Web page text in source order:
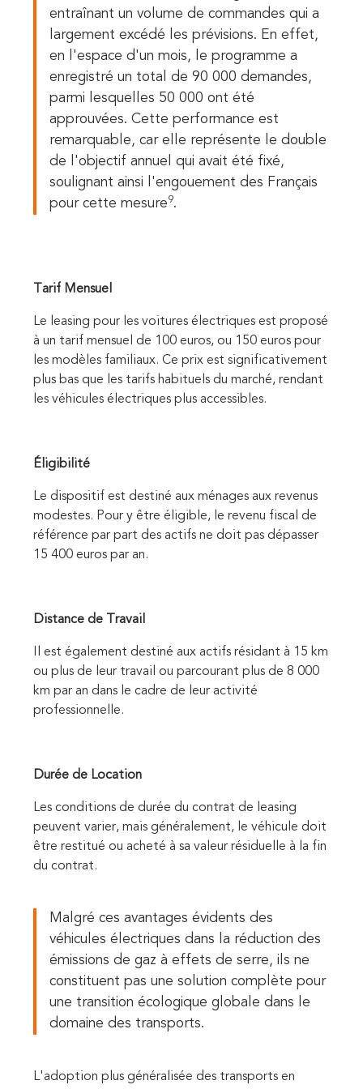
entraînant un volume de commandes qui a
largement excédé les prévisions. En effet,
en l'espace d'un mois, le programme a
enregistré un total de 90 000 demandes,
parmi lesquelles 50 000 ont été
approuvées. Cette performance est
remarquable, car elle représente le double
de l'objectif annuel qui avait été fixé,
soulignant ainsi l'engouement des Français
pour cette mesure9.
Tarif Mensuel
Le leasing pour les voitures électriques est proposé
à un tarif mensuel de 100 euros, ou 150 euros pour
les modèles familiaux. Ce prix est significativement
plus bas que les tarifs habituels du marché, rendant
les véhicules électriques plus accessibles.
Éligibilité
Le dispositif est destiné aux ménages aux revenus
modestes. Pour y être éligible, le revenu fiscal de
référence par part des actifs ne doit pas dépasser
15 400 euros par an.
Distance de Travail
Il est également destiné aux actifs résidant à 15 km
ou plus de leur travail ou parcourant plus de 8 000
km par an dans le cadre de leur activité
professionnelle.
Durée de Location
Les conditions de durée du contrat de leasing
peuvent varier, mais généralement, le véhicule doit
être restitué ou acheté à sa valeur résiduelle à la fin
du contrat.
Malgré ces avantages évidents des
véhicules électriques dans la réduction des
émissions de gaz à effets de serre, ils ne
constituent pas une solution complète pour
une transition écologique globale dans le
domaine des transports.
L'adoption plus généralisée des transports en